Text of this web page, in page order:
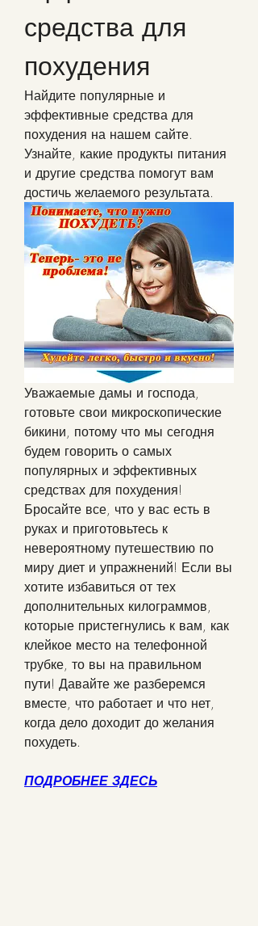
средства для
похудения
Найдите популярные и
эффективные средства для
похудения на нашем сайте.
Узнайте, какие продукты питания
и другие средства помогут вам
достичь желаемого результата.
Уважаемые дамы и господа,
готовьте свои микроскопические
бикини, потому что мы сегодня
будем говорить о самых
популярных и эффективных
средствах для похудения!
Бросайте все, что у вас есть в
руках и приготовьтесь к
невероятному путешествию по
миру диет и упражнений! Если вы
хотите избавиться от тех
дополнительных килограммов,
которые пристегнулись к вам, как
клейкое место на телефонной
трубке, то вы на правильном
пути! Давайте же разберемся
вместе, что работает и что нет,
когда дело доходит до желания
похудеть.
ПОДРОБНЕЕ ЗДЕСЬ